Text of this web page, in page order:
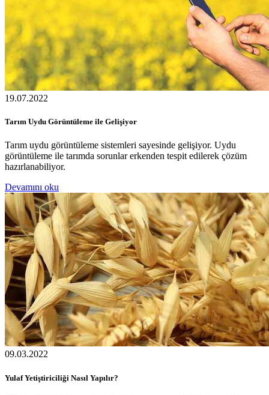
19.07.2022
Tarım Uydu Görüntüleme ile Gelişiyor
Tarım uydu görüntüleme sistemleri sayesinde gelişiyor. Uydu
görüntüleme ile tarımda sorunlar erkenden tespit edilerek çözüm
hazırlanabiliyor.
Devamını oku
09.03.2022
Yulaf Yetiştiriciliği Nasıl Yapılır?